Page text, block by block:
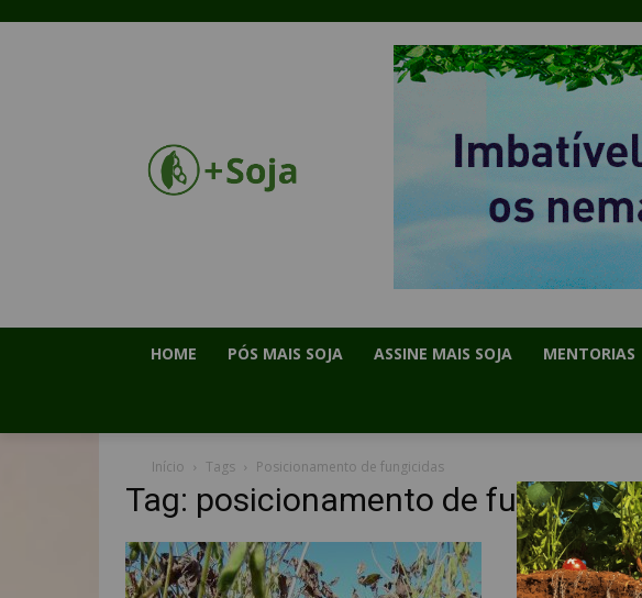
HOME PÓS MAIS SOJA ASSINE MAIS SOJA MENTORIAS
Início Tags Posicionamento de fungicidas
Tag: posicionamento de fungicidas